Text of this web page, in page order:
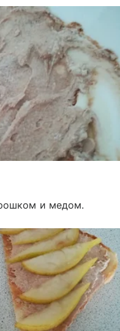
и медом.